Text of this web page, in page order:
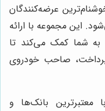
عرضه‌کنندگان
این مجموعه با ارائه
به شما کمک می‌کند تا
صاحب خودروی
معتبرترین بانک‌ها و